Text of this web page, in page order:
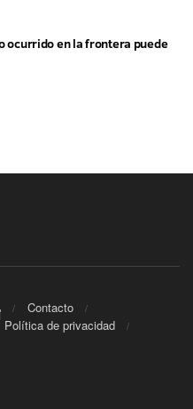
ocurrido en la frontera puede
Contacto
Política de privacidad